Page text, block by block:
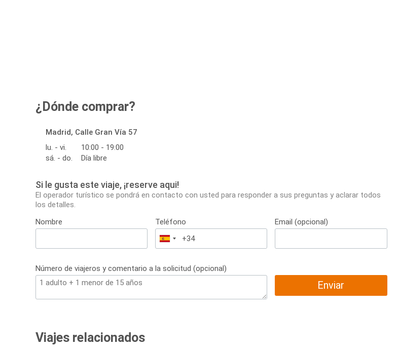
¿Dónde comprar?
Madrid, Calle Gran Vía 57
lu. - vi.
10:00 - 19:00
sá. - do.
Día libre
Si le gusta este viaje, ¡reserve aqui!
El operador turístico se pondrá en contacto con usted para responder a sus preguntas y aclarar todos
los detalles.
Nombre
Teléfono
España
+34
Email (opcional)
Número de viajeros y comentario a la solicitud (opcional)
Enviar
Viajes relacionados